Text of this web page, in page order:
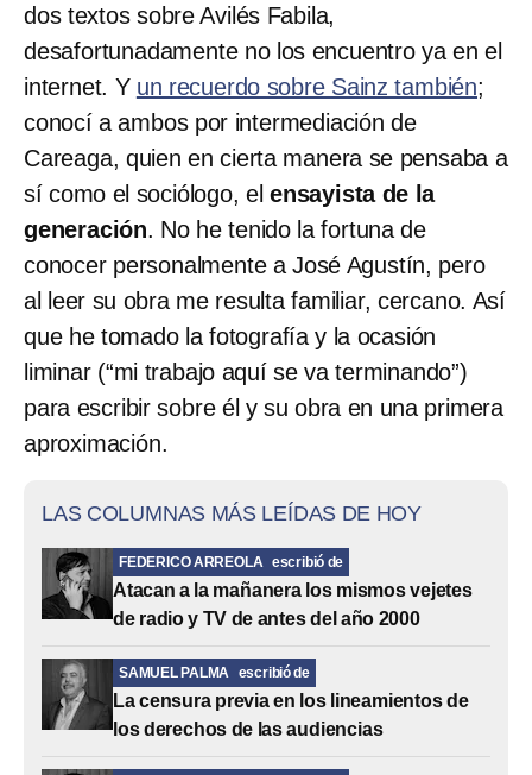
dos textos sobre Avilés Fabila,
desafortunadamente no los encuentro ya en el
internet. Y un recuerdo sobre Sainz también;
conocí a ambos por intermediación de
Careaga, quien en cierta manera se pensaba a
sí como el sociólogo, elensayista de la
generación. No he tenido la fortuna de
conocer personalmente a José Agustín, pero
al leer su obra me resulta familiar, cercano. Así
que he tomado la fotografía y la ocasión
liminar (“mi trabajo aquí se va terminando”)
para escribir sobre él y su obra en una primera
aproximación.
LAS COLUMNAS MÁS LEÍDAS DE HOY
FEDERICO ARREOLA escribió de
Atacan a la mañanera los mismos vejetes
de radio y TV de antes del año 2000
SAMUEL PALMA escribió de
La censura previa en los lineamientos de
los derechos de las audiencias